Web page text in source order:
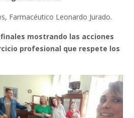
Farmacéutico Leonardo Jurado.
mostrando las acciones
profesional que respete los